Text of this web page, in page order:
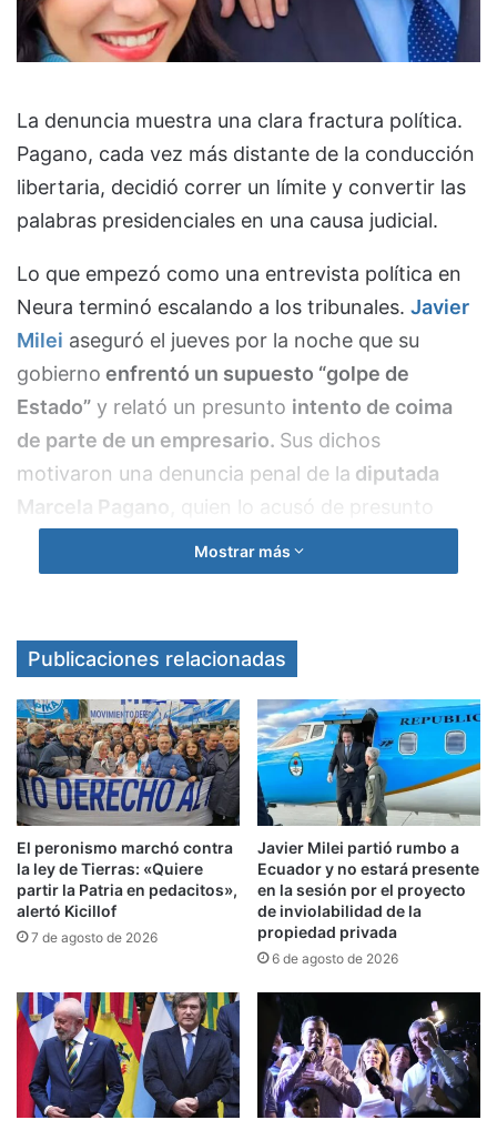
La denuncia muestra una clara fractura política.
Pagano, cada vez más distante de la conducción
libertaria, decidió correr un límite y convertir las
palabras presidenciales en una causa judicial.
Lo que empezó como una entrevista política en
Neura terminó escalando a los tribunales. Javier
Milei aseguró el jueves por la noche que su
gobierno enfrentó un supuesto “golpe de
Estado” y relató un presunto intento de coima
de parte de un empresario. Sus dichos
motivaron una denuncia penal de la diputada
Marcela Pagano,
quien lo acusó de presunto
públicamente de hechos de semejante gravedad
sin denunciarlos. En su presentación judicial
sostiene que,si Milei tenía conocimiento de
posibles delitos contra el orden constitucional y
de un supuesto hecho de corrupción, estaba
obligado a dar intervencióna la Justicia.
Del enemigo permanente al expediente
La entrevista fue el jueves por la noche en Neura.
Allí, Milei volvió a insistir con que hay sectores
que buscan perjudicar a su gestión. En ese
contexto aseguró que, después del triunfo
libertario en las elecciones porteñas -que vinculó
al actual jefe de Gabinete, Manuel Adorni- hubo
unintento de desestabilizar a su gobierno.
Mostrar más
Publicaciones relacionadas
El peronismo marchó contra
la ley de Tierras: «Quiere
partir la Patria en pedacitos»,
alertó Kicillof
7 de agosto de 2026
Javier Milei partió rumbo a
Ecuador y no estará presente
en la sesión por el proyecto
de inviolabilidad de la
propiedad privada
6 de agosto de 2026